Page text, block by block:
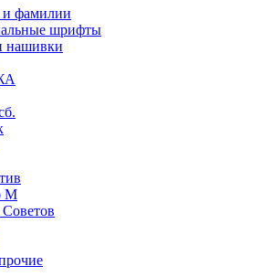
фамилии
шрифты
нашивки
М